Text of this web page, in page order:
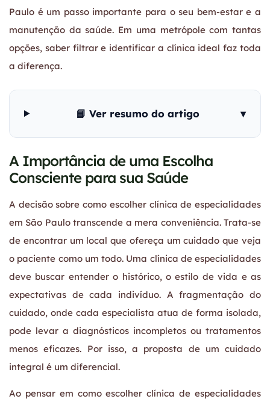
Paulo é um passo importante para o seu bem-estar e a
manutenção da saúde. Em uma metrópole com tantas
opções, saber filtrar e identificar a clínica ideal faz toda
a diferença.
📘 Ver resumo do artigo ▾
A Importância de uma Escolha
Consciente para sua Saúde
A decisão sobre como escolher clínica de especialidades
em São Paulo transcende a mera conveniência. Trata-se
de encontrar um local que ofereça um cuidado que veja
o paciente como um todo. Uma clínica de especialidades
deve buscar entender o histórico, o estilo de vida e as
expectativas de cada indivíduo. A fragmentação do
cuidado, onde cada especialista atua de forma isolada,
pode levar a diagnósticos incompletos ou tratamentos
menos eficazes. Por isso, a proposta de um cuidado
integral é um diferencial.
Ao pensar em como escolher clínica de especialidades